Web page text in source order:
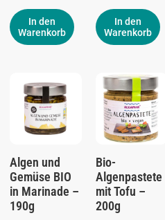
In den
Warenkorb
In den
Warenkorb
Algen und
Gemüse BIO
in Marinade –
190g
Bio-
Algenpastete
mit Tofu –
200g